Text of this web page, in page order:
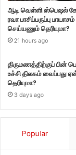
ஆடி வெள்ளி ஸ்பெஷல்
ரவா பாசிப்பருப்பு
செய்யணும் தெரியுமா?
21 hours ago
திருமணத்திற்குப் பின்
உச்சி திலகம் வைப்பது
தெரியுமா?
3 days ago
Popular